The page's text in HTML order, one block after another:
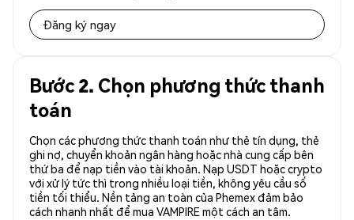
Đăng ký ngay
Bước 2. Chọn phương thức thanh
toán
Chọn các phương thức thanh toán như thẻ tín dụng, thẻ
ghi nợ, chuyển khoản ngân hàng hoặc nhà cung cấp bên
thứ ba để nạp tiền vào tài khoản. Nạp USDT hoặc crypto
với xử lý tức thì trong nhiều loại tiền, không yêu cầu số
tiền tối thiểu. Nền tảng an toàn của Phemex đảm bảo
cách nhanh nhất để mua VAMPIRE một cách an tâm.